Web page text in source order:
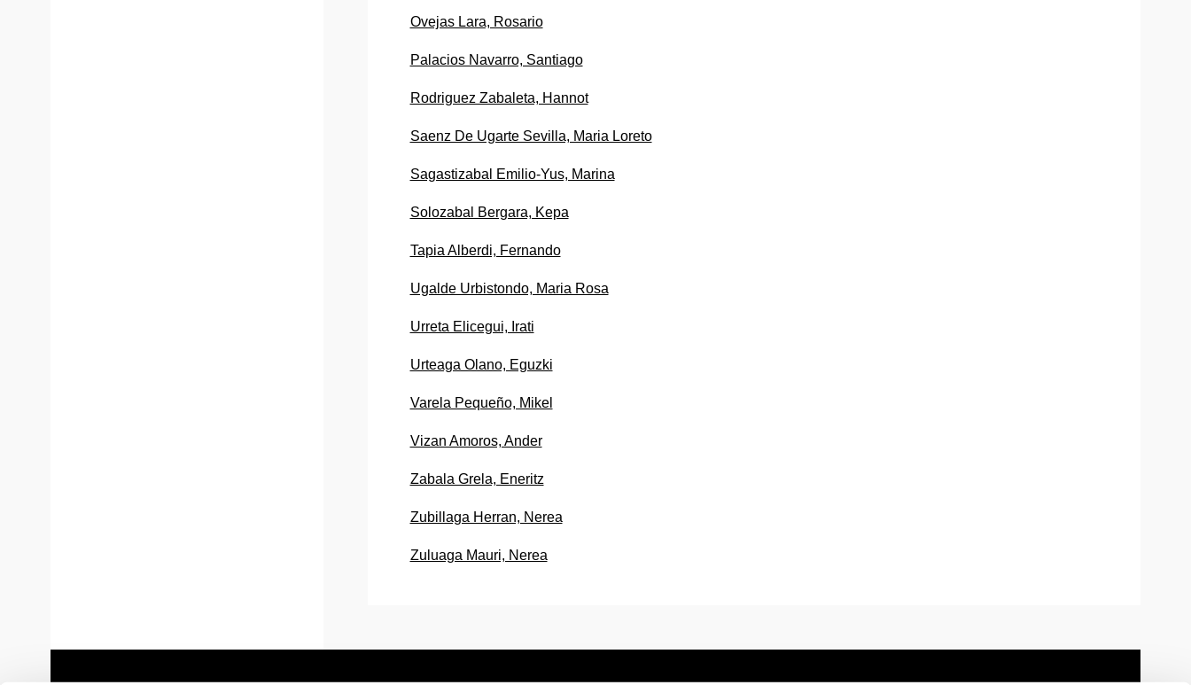
Ovejas Lara, Rosario
Palacios Navarro, Santiago
Rodriguez Zabaleta, Hannot
Saenz De Ugarte Sevilla, Maria Loreto
Sagastizabal Emilio-Yus, Marina
Solozabal Bergara, Kepa
Tapia Alberdi, Fernando
Ugalde Urbistondo, Maria Rosa
Urreta Elicegui, Irati
Urteaga Olano, Eguzki
Varela Pequeño, Mikel
Vizan Amoros, Ander
Zabala Grela, Eneritz
Zubillaga Herran, Nerea
Zuluaga Mauri, Nerea